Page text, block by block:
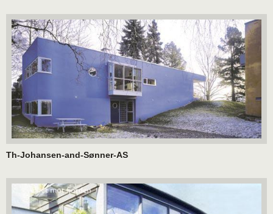
Th-Johansen-and-Sønner-AS